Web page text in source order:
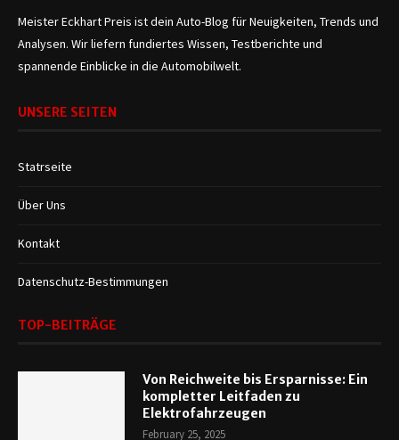
Meister Eckhart Preis ist dein Auto-Blog für Neuigkeiten, Trends und
Analysen. Wir liefern fundiertes Wissen, Testberichte und
spannende Einblicke in die Automobilwelt.
UNSERE SEITEN
Statrseite
Über Uns
Kontakt
Datenschutz-Bestimmungen
TOP-BEITRÄGE
Von Reichweite bis Ersparnisse: Ein
kompletter Leitfaden zu
Elektrofahrzeugen
February 25, 2025